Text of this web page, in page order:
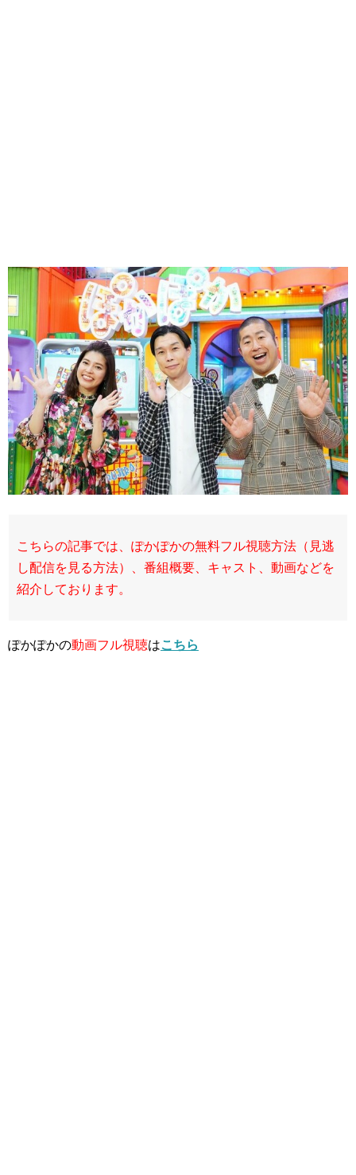
こちらの記事では、ぽかぽかの無料フル視聴方法（見逃
し配信を見る方法）、番組概要、キャスト、動画などを
紹介しております。
ぽかぽかの動画フル視聴はこちら